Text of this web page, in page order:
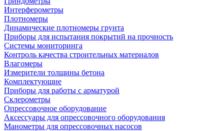
Интерферометры
Плотномеры
Динамические плотномеры грунта
Приборы для испытания покрытий на прочность
Системы мониторинга
Контроль качества строительных материалов
Влагомеры
Измерители толщины бетона
Комплектующие
Приборы для работы с арматурой
Склерометры
Опрессовочное оборудование
Аксессуары для опрессовочного оборудования
Манометры для опрессовочных насосов